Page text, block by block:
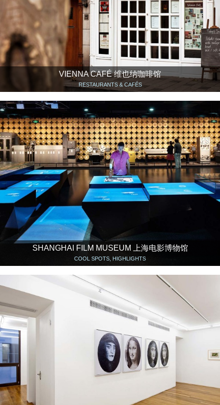
VIENNA CAFÉ 维也纳咖啡馆
RESTAURANTS & CAFÉS
SHANGHAI FILM MUSEUM 上海电影博物馆
COOL SPOTS, HIGHLIGHTS